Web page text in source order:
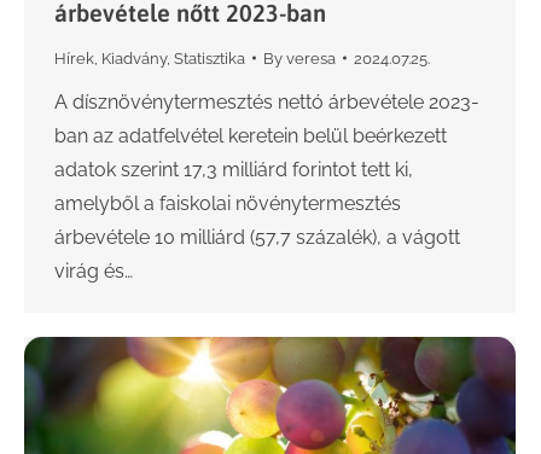
árbevétele nőtt 2023-ban
Hírek Kiadvány, Statisztika By veresa 2024.07.25.
A dísznövénytermesztés nettó árbevétele 2023-
ban az adatfelvétel keretein belül beérkezett
adatok szerint 17,3 milliárd forintot tett ki,
amelyből a faiskolai növénytermesztés
árbevétele 10 milliárd (57,7 százalék), a vágott
virág és…